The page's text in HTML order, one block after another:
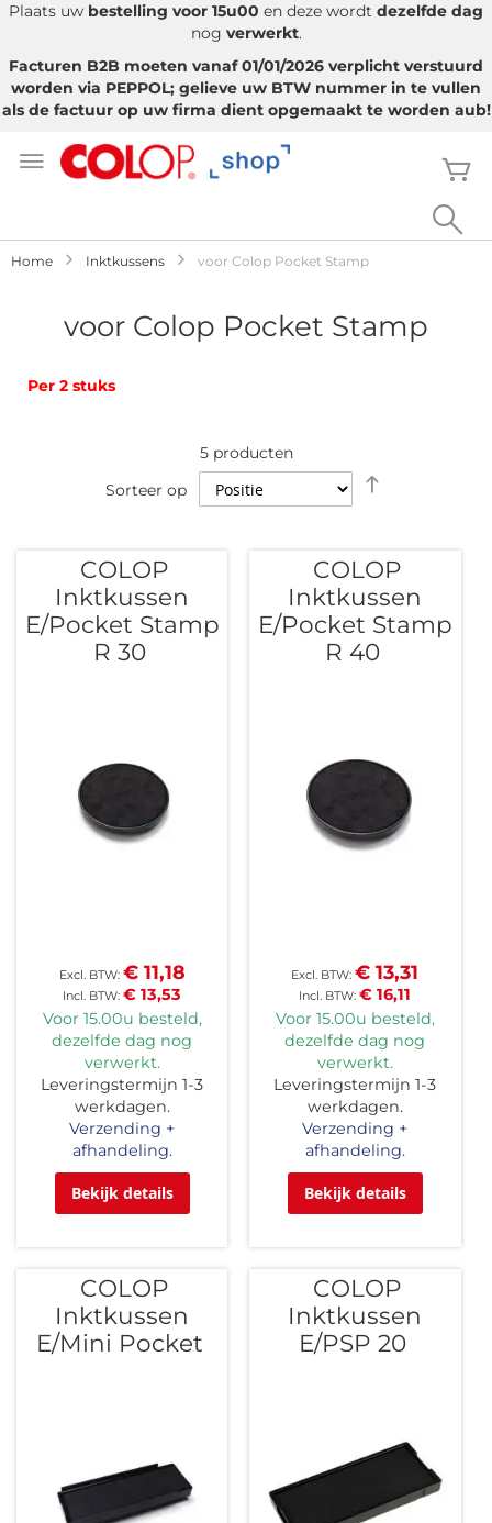
Plaats uw bestelling voor 15u00 en deze wordt dezelfde dag
nog verwerkt.
Facturen B2B moeten vanaf 01/01/2026 verplicht verstuurd
worden via PEPPOL; gelieve uw BTW nummer in te vullen
als de factuur op uw firma dient opgemaakt te worden aub!
naar
Home Inktkussens voor Colop Pocket Stamp
voor Colop Pocket Stamp
Per 2 stuks
5producten
Sorteer op
sorteren
COLOP
Inktkussen
E/Pocket Stamp
R 30
€ 13,53
€ 11,18
Voor 15.00u besteld,
dezelfde dag nog
verwerkt.
Leveringstermijn 1-3
werkdagen.
Verzending +
afhandeling.
Bekijk details
COLOP
Inktkussen
E/Pocket Stamp
R 40
€ 16,11
€ 13,31
Voor 15.00u besteld,
dezelfde dag nog
verwerkt.
Leveringstermijn 1-3
werkdagen.
Verzending +
afhandeling.
Bekijk details
COLOP
Inktkussen
E/Mini Pocket
COLOP
Inktkussen
E/PSP 20